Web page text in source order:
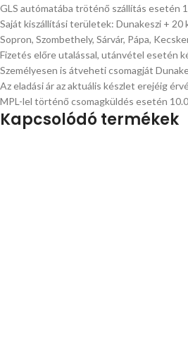
GLS autómatába tröténő szállítás esetén
Saját kiszállítási területek: Dunakeszi + 20
Sopron, Szombethely, Sárvár, Pápa,
Fizetés előre utalással, utánvétel esetén
Személyesen is átveheti csomagját
Az eladási ár az aktuális készlet erejéig
MPL-lel történő csomagküldés esetén
Kapcsolódó termékek